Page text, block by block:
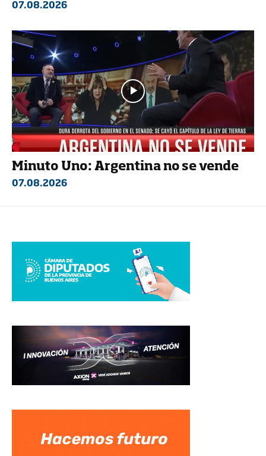
07.08.2026
Minuto Uno: Argentina no se vende
07.08.2026